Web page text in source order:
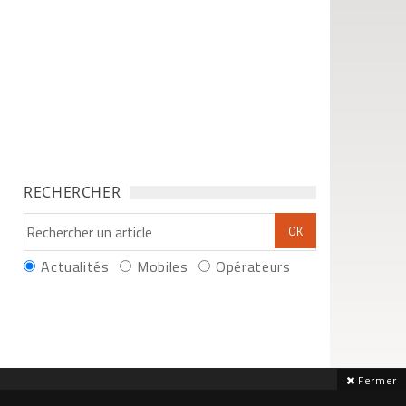
RECHERCHER
Actualités Mobiles Opérateurs
Fermer